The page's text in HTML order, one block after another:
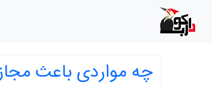
چه مواردی باعث